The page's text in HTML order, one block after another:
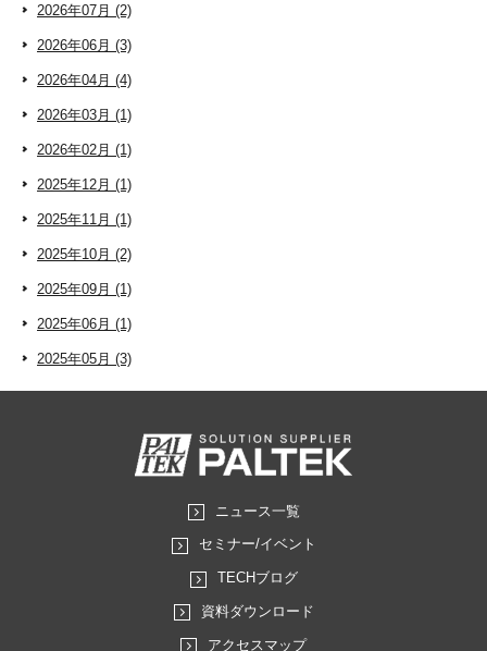
2026年07月 (2)
2026年06月 (3)
2026年04月 (4)
2026年03月 (1)
2026年02月 (1)
2025年12月 (1)
2025年11月 (1)
2025年10月 (2)
2025年09月 (1)
2025年06月 (1)
2025年05月 (3)
ニュース一覧
セミナー/イベント
TECHブログ
資料ダウンロード
アクセスマップ